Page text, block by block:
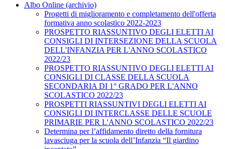
Albo Online (archivio)
Progetti di miglioramento e completamento dell'offerta
formativa anno scolastico 2022-2023
PROSPETTO RIASSUNTIVO DEGLI ELETTI AI
CONSIGLI DI INTERSEZIONE DELLA SCUOLA
DELL'INFANZIA PER L'ANNO SCOLASTICO
2022/23
PROSPETTO RIASSUNTIVO DEGLI ELETTI AI
CONSIGLI DI CLASSE DELLA SCUOLA
SECONDARIA DI 1° GRADO PER L'ANNO
SCOLASTICO 2022/23
PROSPETTI RIASSUNTIVI DEGLI ELETTI AI
CONSIGLI DI INTERCLASSE DELLE SCUOLE
PRIMARIE PER L'ANNO SCOLASTICO 2022/23
Determina per l’affidamento diretto della fornitura
lavasciuga per la scuola dell’Infanzia “Il giardino